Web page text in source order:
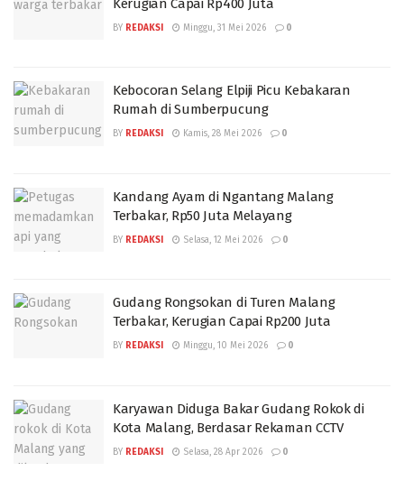
Kerugian Capai Rp400 Juta
BY REDAKSI Minggu, 31 Mei 2026 0
Kebocoran Selang Elpiji Picu Kebakaran
Rumah di Sumberpucung
BY REDAKSI Kamis, 28 Mei 2026 0
Kandang Ayam di Ngantang Malang
Terbakar, Rp50 Juta Melayang
BY REDAKSI Selasa, 12 Mei 2026 0
Gudang Rongsokan di Turen Malang
Terbakar, Kerugian Capai Rp200 Juta
BY REDAKSI Minggu, 10 Mei 2026 0
Karyawan Diduga Bakar Gudang Rokok di
Kota Malang, Berdasar Rekaman CCTV
BY REDAKSI Selasa, 28 Apr 2026 0